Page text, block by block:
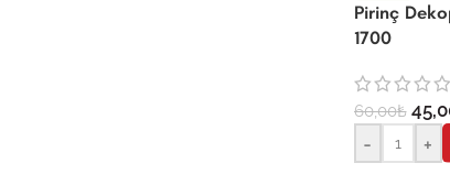
Pirinç
1700
60,00₺
- +